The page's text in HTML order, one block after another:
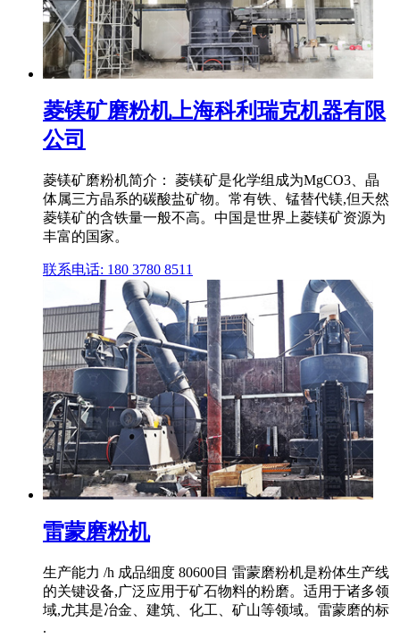
菱镁矿磨粉机上海科利瑞克机器有限
公司
菱镁矿磨粉机简介： 菱镁矿是化学组成为MgCO3、晶
体属三方晶系的碳酸盐矿物。常有铁、锰替代镁,但天然
菱镁矿的含铁量一般不高。中国是世界上菱镁矿资源为
丰富的国家。
联系电话: 180 3780 8511
雷蒙磨粉机
生产能力 /h 成品细度 80600目 雷蒙磨粉机是粉体生产线
的关键设备,广泛应用于矿石物料的粉磨。适用于诸多领
域,尤其是冶金、建筑、化工、矿山等领域。雷蒙磨的标
.